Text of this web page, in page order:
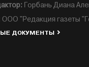
Горбань Диана
ООО "Редакция газеты
ДОКУМЕНТЫ